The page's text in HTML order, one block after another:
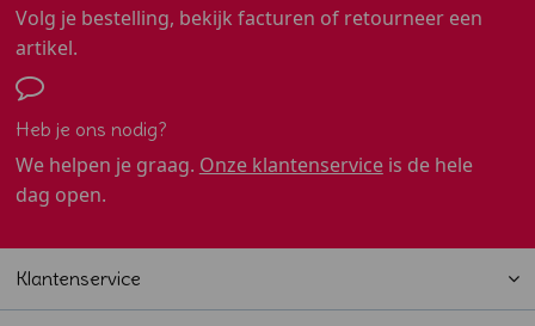
Volg je bestelling, bekijk facturen of retourneer een
artikel.
Heb je ons nodig?
We helpen je graag. Onze klantenserviceis de hele
dag open.
Klantenservice